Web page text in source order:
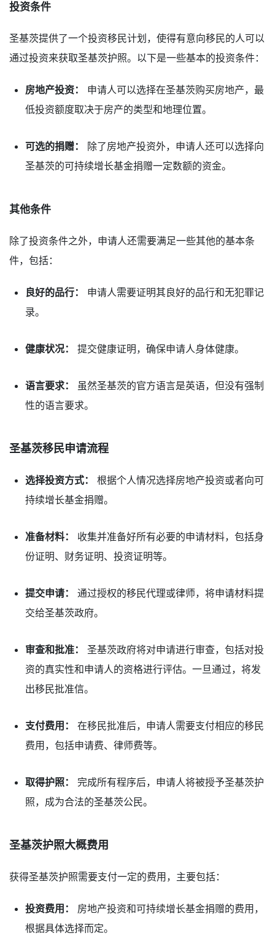
投资条件
圣基茨提供了一个投资移民计划，使得有意向移民的人可以
通过投资来获取圣基茨护照。以下是一些基本的投资条件：
房地产投资：
申请人可以选择在圣基茨购买房地产，最
低投资额度取决于房产的类型和地理位置。
可选的捐赠：
除了房地产投资外，申请人还可以选择向
圣基茨的可持续增长基金捐赠一定数额的资金。
其他条件
除了投资条件之外，申请人还需要满足一些其他的基本条
件，包括：
良好的品行：
申请人需要证明其良好的品行和无犯罪记
录。
健康状况： 提交健康证明，确保申请人身体健康。
语言要求：
虽然圣基茨的官方语言是英语，但没有强制
性的语言要求。
圣基茨移民申请流程
选择投资方式：
根据个人情况选择房地产投资或者向可
持续增长基金捐赠。
准备材料：
收集并准备好所有必要的申请材料，包括身
份证明、财务证明、投资证明等。
提交申请：
通过授权的移民代理或律师，将申请材料提
交给圣基茨政府。
审查和批准：
圣基茨政府将对申请进行审查，包括对投
资的真实性和申请人的资格进行评估。一旦通过，将发
出移民批准信。
支付费用：
在移民批准后，申请人需要支付相应的移民
费用，包括申请费、律师费等。
取得护照：
完成所有程序后，申请人将被授予圣基茨护
照，成为合法的圣基茨公民。
圣基茨护照大概费用
获得圣基茨护照需要支付一定的费用，主要包括：
投资费用：
房地产投资和可持续增长基金捐赠的费用，
根据具体选择而定。